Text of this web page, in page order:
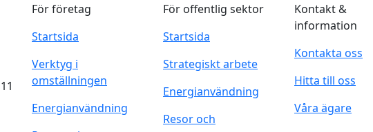
För företag
Startsida
Verktyg i
omställningen
Energianvändning
För offentlig sektor
Startsida
Strategiskt arbete
Energianvändning
Resor och
Kontakt &
information
Kontakta oss
Hitta till oss
Våra ägare